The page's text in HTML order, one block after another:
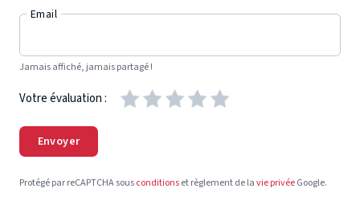
Email
Jamais affiché, jamais partagé !
Votre évaluation :
Envoyer
Protégé par reCAPTCHA sousconditionset règlement de lavie privéeGoogle.